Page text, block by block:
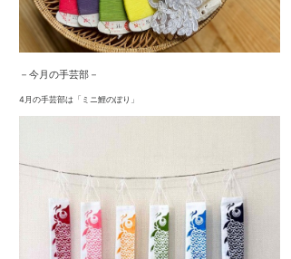
－今月の手芸部－
4月の手芸部は「ミニ鯉のぼり」